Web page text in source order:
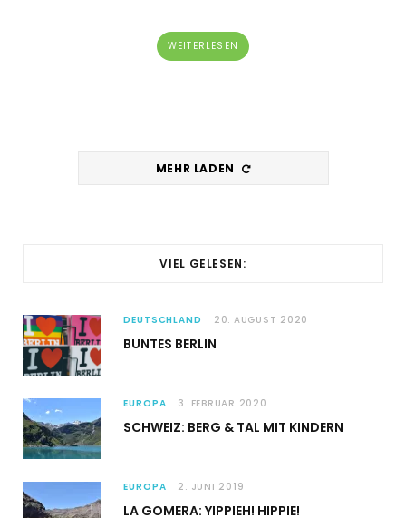
WEITERLESEN
MEHR LADEN
VIEL GELESEN:
DEUTSCHLAND 20. AUGUST 2020
BUNTES BERLIN
EUROPA 3. FEBRUAR 2020
SCHWEIZ: BERG & TAL MIT KINDERN
EUROPA 2. JUNI 2019
LA GOMERA: YIPPIEH! HIPPIE!